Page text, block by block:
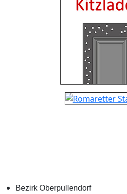
Bezirk Oberpullendorf